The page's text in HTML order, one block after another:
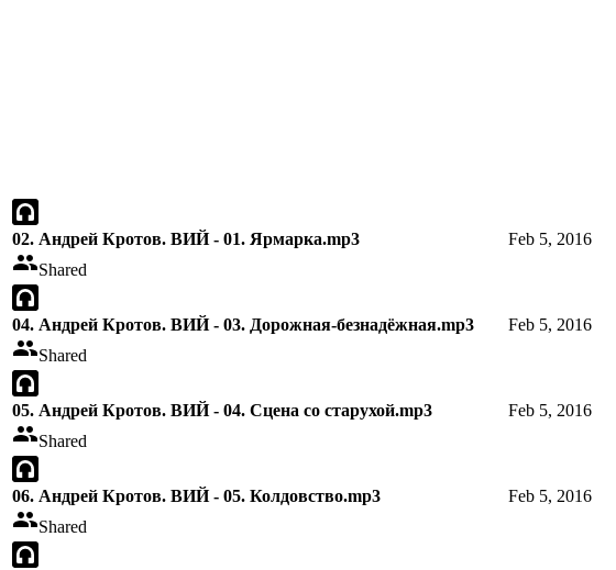
02. Андрей Кротов. ВИЙ - 01. Ярмарка.mp3
Shared
Feb 5, 2016
04. Андрей Кротов. ВИЙ - 03. Дорожная-безнадёжная.mp3
Shared
Feb 5, 2016
05. Андрей Кротов. ВИЙ - 04. Сцена со старухой.mp3
Shared
Feb 5, 2016
06. Андрей Кротов. ВИЙ - 05. Колдовство.mp3
Shared
Feb 5, 2016